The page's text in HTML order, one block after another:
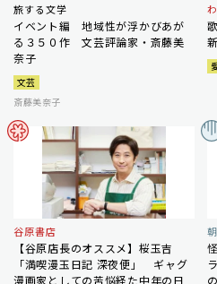
旅する文学
イベント編 地域性が浮かびあが
る３５０作 文芸評論家・斎藤美
奈子
文芸
斎藤美奈子
谷原書店
【谷原店長のオススメ】桜玉吉
「満喫漫玉日記 深夜便」 ギャグ
漫画家としての苦悩経た中年の日